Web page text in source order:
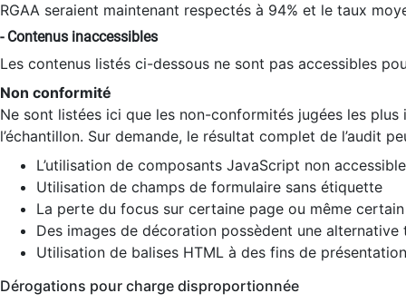
RGAA seraient maintenant respectés à 94% et le taux
- Contenus inaccessibles
Les contenus listés ci-dessous ne sont pas accessibles
Non conformité
Ne sont listées ici que les non-conformités jugées les
l’échantillon. Sur demande, le résultat complet de l’audit
L’utilisation de composants JavaScript non
Utilisation de champs de formulaire sans étiquette
La perte du focus sur certaine page ou même
Des images de décoration possèdent une alternative
Utilisation de balises HTML à des fins de
Dérogations pour charge disproportionnée